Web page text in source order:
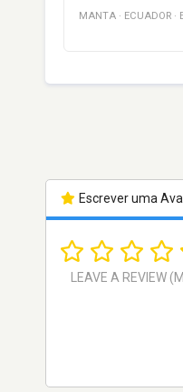
MANTA · ECUADOR ·
Escrever uma